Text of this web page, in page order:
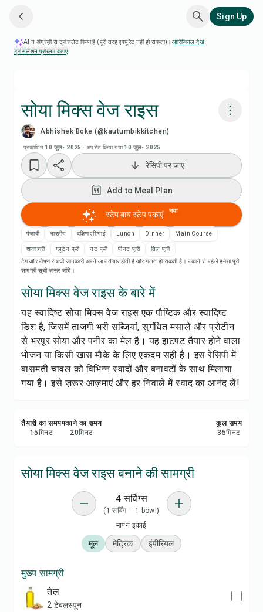
Sign Up
AI ने अंग्रेज़ी से ट्रांसलेट किया है (पूरी तरह एक्यूरेट नहीं हो सकता)। ओरिजिनल देखें·
ट्रांसलेशन प्रॉब्लम बताएं
सोया मिक्स वेज राइस
Abhishek Boke (@kautumbikkitchen)
प्रकाशित 10 जुल॰ 2025 ·अपडेट किया गया 10 जुल॰ 2025
रेसिपी वीडियो देखें
Add to Meal Plan
Add to Shopping List
रेसिपी नोट्स
रेसिपी प्रिंट करें
सेव करें
शेयर करें
रिपोर्ट करें
रेसिपी पर जाएं
Add to Meal Plan
स्टेप बाय स्टेप पकाएं नया
पंजाबी भारतीय दक्षिण एशियाई Lunch Dinner Main Course
शाकाहारी ग्लूटेन-फ्री नट-फ्री पीनट-फ्री
तिल-फ्री
टैग और पोषण संबंधी जानकारी अपने आप तैयार होती है और गलत हो सकती है। पकाने से पहले हमेशा पूरी
सामग्री सूची ज़रूर जाँचें।
सोया मिक्स वेज राइस के बारे में
यह स्वादिष्ट सोया मिक्स वेज राइस एक पौष्टिक और स्वादिष्ट
डिश है, जिसमें ताजगी भरी सब्जियां, सुगंधित मसाले और प्रोटीन
से भरपूर सोया और पनीर का मेल है। यह झटपट तैयार होने वाला
भोजन या किसी खास मौके के लिए एकदम सही है। इस रेसिपी में
बासमती चावल को विभिन्न स्वादों और बनावटों के साथ मिलाया
गया है। इसे ज़रूर आज़माएं और हर निवाले में स्वाद का आनंद लें!
तैयारी का समय
15मिनट
पकाने का समय
20मिनट
कुल समय
35मिनट
सोया मिक्स वेज राइस बनाने की सामग्री
4 सर्विंग्स
(1 सर्विंग = 1 bowl)
मापन इकाई
मूल मेट्रिक इंपीरियल
मुख्य सामग्री
तेल
2 टेबलस्पून